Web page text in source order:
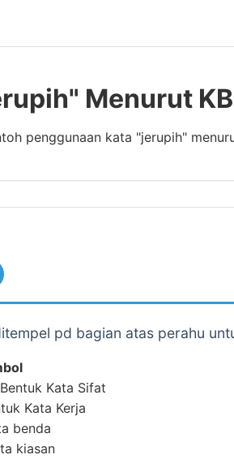
Menurut
penggunaan kata "jerupih"
pd bagian atas perahu
Kata Sifat
Kata Kerja
benda
kiasan